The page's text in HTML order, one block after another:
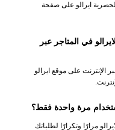
ايرالو على صفحة
في المتاجر عبر
الإنترنت على موقع ايرالو
مرارًا وتكرارًا لطلباتك